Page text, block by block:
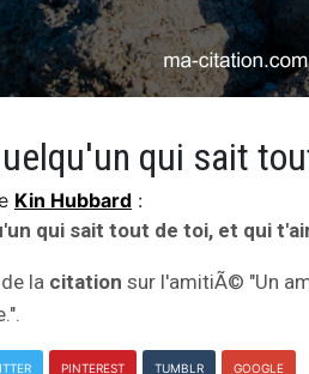
Kin Hubbard :
qui sait tout de toi, et qui
la citation sur l'amitiÃ© "Un
PINTEREST TUMBLR GOOGLE